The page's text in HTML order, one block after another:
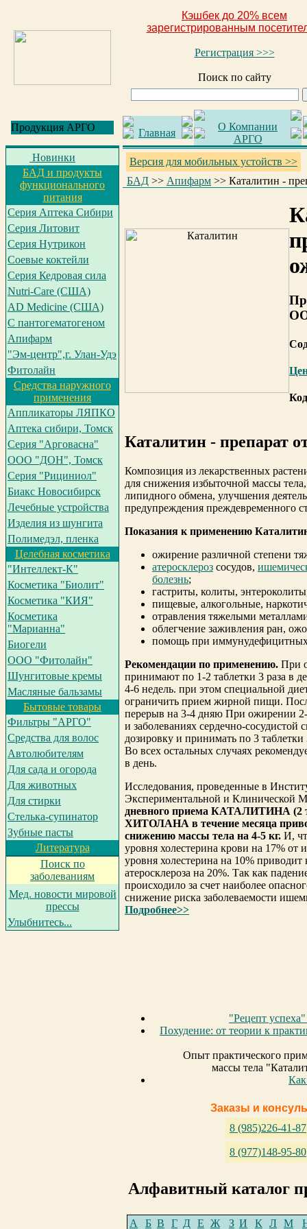
Кэшбек до 20% всем
зарегистрированным
Регистрация >>>
Поиск по сайту
Продукция АРГО Главная
О Компании
АРГО
Новинки
БАД и продукты
функционального
питания
Серия Аптека Сибири
Серия Литовит
Серия Нутрикон
Соевые коктейли
Серия Кедровая сила
Nutri-Care (США)
AD Medicine (США)
С пантогематогеном
Апифарм
"Эм-центр",г. Улан-Удэ
Фитолайн
Средства наружного
применения
Аппликаторы ЛЯПКО
Аптека сибири, Томск
Серия "Арговасна"
ООО "ДОН", Томск
Серия "Рициниол"
Биакс Новосибирск
Лечебные устройства
Изделия из шунгита
Полимедэл, пленка
Целебная косметика
"Интеллект-К"
Косметика "Биолит"
Косметика "КИЯ"
Косметика
"Марианна"
Биогели
ООО "Фитолайн"
Шунгитовые кремы
Масляные бальзамы
Бытовые товары
Фильтры "АРГО"
Средства для волос
Автолюбителям
Для сада и огорода
Для животных
Для стирки
Cтелька-супинатор
Зубные пасты
Литература
Поиск по
заболеваниям
Мед. новости мировой
прессы
Улыбнитесь...
Версия для мобильных устойств >>
БАД >> Апифарм >> Каталитин -
Каталитин - препарат
Композиция из лекарственных
для снижения избыточной массы
липидного обмена, улучшения
предупреждения преждевременного
Показания к применению
ожирение различной степени
атеросклероз сосудов,
болезнь;
гастриты, колиты,
пищевые, алкогольные,
отравления тяжелыми
облегчение заживления ран,
помощь при иммунудефицитных
Рекомендации по применению. При
принимают по 1-2 таблетки 3 раза в
4-6 недель. при этом специальной
ограничить прием жирной пищи.
перерыв на 3-4 дняю При ожирении 2-
и заболеваниях сердечно-сосудистой
дозировку и принимать по 3 таблетки
Во всех остальных случаях
в день.
Исследования, проведенные в
Экспериментальной и Клинической
дневного приема КАТАЛИТИНА (2
ХИТОЛАНА в течение месяца
снижению массы тела на 4-5 кг. И,
уровня холестерина крови на 17% от
уровня холестерина на 10%
атеросклероза на 20%. Так как
происходило за счет наиболее
снижение риска заболеваемости
Подробнее>>
"Рецепт
Похудение: от теории к
Опыт практического
массы тела
Как
Заказы и
8 (985)226-41-87
8 (977)148-95-80
Алфавитный каталог
А Б В Г Д Е Ж З И К Л М